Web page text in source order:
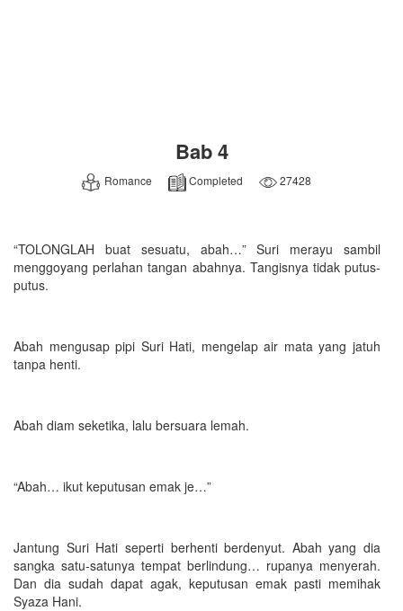
Bab 4
Romance Completed 27428
“TOLONGLAH buat sesuatu, abah…” Suri merayu sambil
menggoyang perlahan tangan abahnya. Tangisnya tidak putus-
putus.
Abah mengusap pipi Suri Hati, mengelap air mata yang jatuh
tanpa henti.
Abah diam seketika, lalu bersuara lemah.
“Abah… ikut keputusan emak je…”
Jantung Suri Hati seperti berhenti berdenyut. Abah yang dia
sangka satu-satunya tempat berlindung… rupanya menyerah.
Dan dia sudah dapat agak, keputusan emak pasti memihak
Syaza Hani.